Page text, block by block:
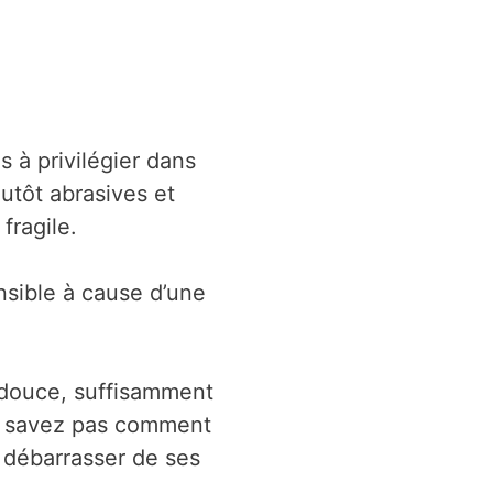
à privilégier dans
abrasives et
à cause d’une
suffisamment
pas comment
de ses